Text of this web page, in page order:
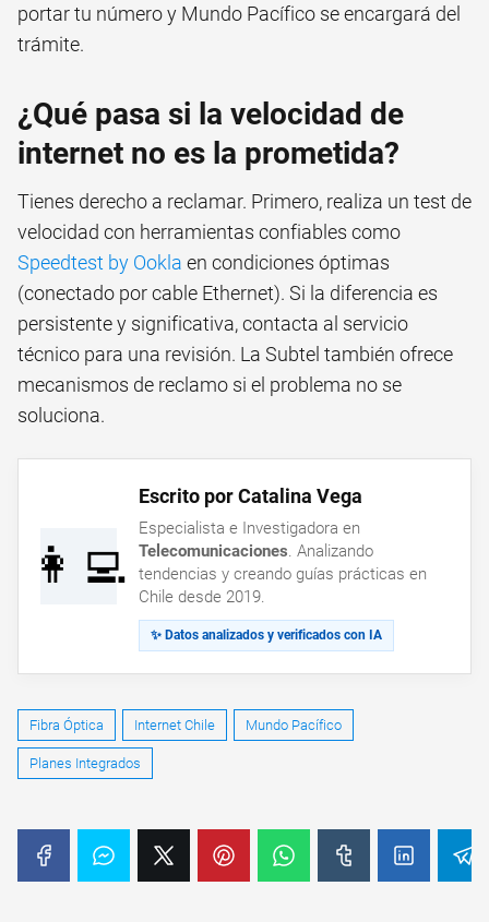
portar tu número y Mundo Pacífico se encargará del
trámite.
¿Qué pasa si la velocidad de
internet no es la prometida?
Tienes derecho a reclamar. Primero, realiza un test de
velocidad con herramientas confiables como
Speedtest by Ookla en condiciones óptimas
(conectado por cable Ethernet). Si la diferencia es
persistente y significativa, contacta al servicio
técnico para una revisión. La Subtel también ofrece
mecanismos de reclamo si el problema no se
soluciona.
👩‍💻
Escrito por Catalina Vega
Especialista e Investigadora en
Telecomunicaciones. Analizando
tendencias y creando guías prácticas en
Chile desde 2019.
✨ Datos analizados y verificados con IA
Fibra Óptica Internet Chile Mundo Pacífico
Planes Integrados